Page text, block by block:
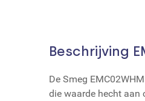
Beschrijving
De Smeg
die waarde hecht aan